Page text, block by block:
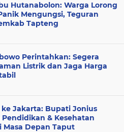
Hutanabolon: Warga Lorong
Mengungsi, Teguran
Tapteng
Perintahkan: Segera
Listrik dan Jaga Harga
Jakarta: Bupati Jonius
& Kesehatan
Masa Depan Taput